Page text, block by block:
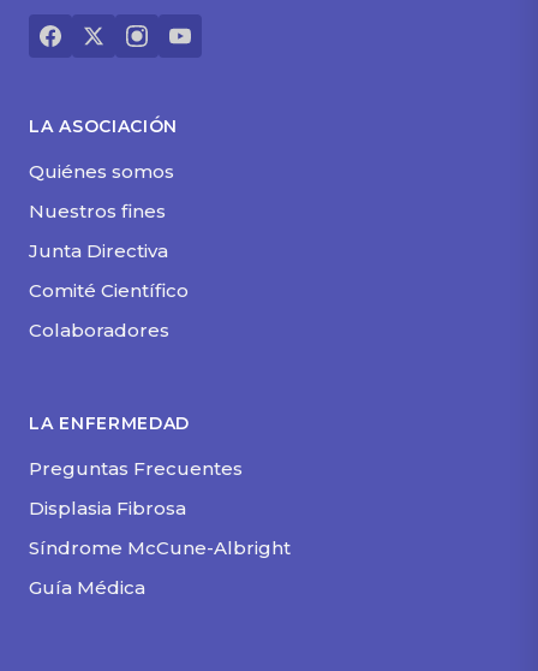
LA ASOCIACIÓN
Quiénes somos
Nuestros fines
Junta Directiva
Comité Científico
Colaboradores
LA ENFERMEDAD
Preguntas Frecuentes
Displasia Fibrosa
Síndrome McCune-Albright
Guía Médica